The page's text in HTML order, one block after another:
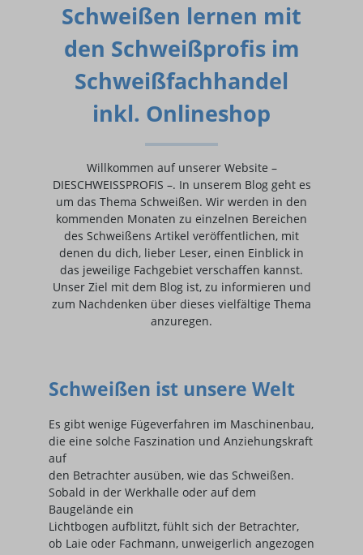
Schweißen lernen mit
den Schweißprofis im
Schweißfachhandel
inkl. Onlineshop
Willkommen auf unserer Website –
DIESCHWEISSPROFIS –. In unserem Blog geht es
um das Thema Schweißen. Wir werden in den
kommenden Monaten zu einzelnen Bereichen
des Schweißens Artikel veröffentlichen, mit
denen du dich, lieber Leser, einen Einblick in
das jeweilige Fachgebiet verschaffen kannst.
Unser Ziel mit dem Blog ist, zu informieren und
zum Nachdenken über dieses vielfältige Thema
anzuregen.
Schweißen ist unsere Welt
Es gibt wenige Fügeverfahren im Maschinenbau,
die eine solche Faszination und Anziehungskraft
auf
den Betrachter ausüben, wie das Schweißen.
Sobald in der Werkhalle oder auf dem
Baugelände ein
Lichtbogen aufblitzt, fühlt sich der Betrachter,
ob Laie oder Fachmann, unweigerlich angezogen